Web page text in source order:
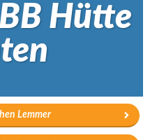
Hütte
Lemmer